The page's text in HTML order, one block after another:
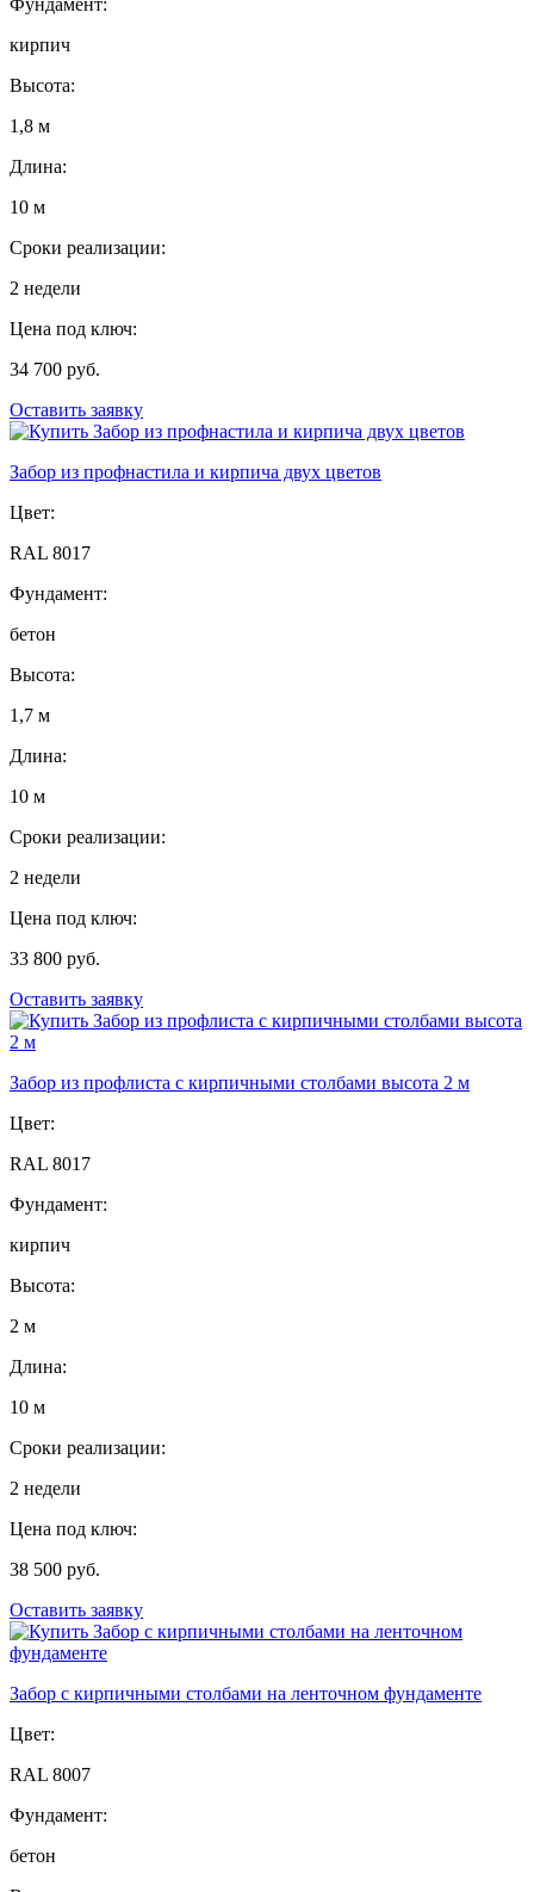
кирпич
Высота:
1,8 м
Длина:
10 м
Сроки реализации:
2 недели
Цена под ключ:
34 700 руб.
Оставить заявку
Забор из профнастила и кирпича двух цветов
Цвет:
RAL 8017
Фундамент:
бетон
Высота:
1,7 м
Длина:
10 м
Сроки реализации:
2 недели
Цена под ключ:
33 800 руб.
Оставить заявку
Забор из профлиста с кирпичными столбами высота 2 м
Цвет:
RAL 8017
Фундамент:
кирпич
Высота:
2 м
Длина:
10 м
Сроки реализации:
2 недели
Цена под ключ:
38 500 руб.
Оставить заявку
Забор с кирпичными столбами на ленточном фундаменте
Цвет:
RAL 8007
Фундамент:
бетон